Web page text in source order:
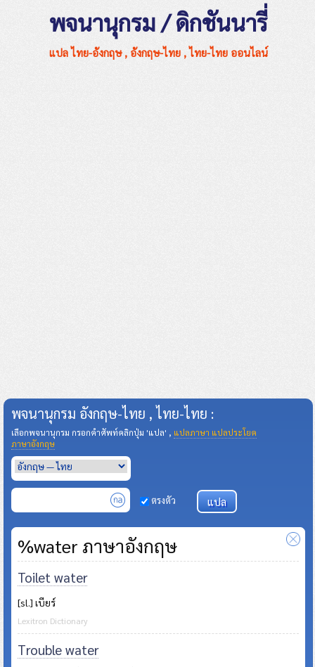
พจนานุกรม / ดิกชันนารี่
แปล ไทย-อังกฤษ , อังกฤษ-ไทย , ไทย-ไทย ออนไลน์
พจนานุกรม อังกฤษ-ไทย , ไทย-ไทย :
เลือกพจนานุกรม กรอกคำศัพท์คลิกปุ่ม 'แปล' , แปลภาษา แปลประโยค
ภาษาอังกฤษ
ตรงตัว
%water ภาษาอังกฤษ
Toilet water
[sl.] เบียร์
Lexitron Dictionary
Trouble water